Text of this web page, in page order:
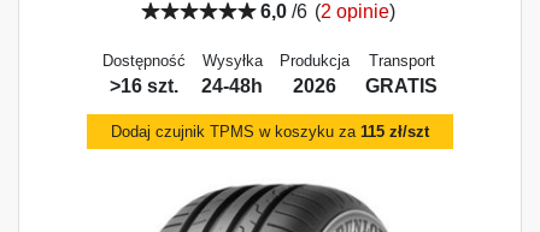
6,0/6 (2 opinie)
Dostępność
>16 szt.
Wysyłka
24-48h
Produkcja
2026
Transport
GRATIS
Dodaj czujnik TPMS w koszyku za 115 zł/szt